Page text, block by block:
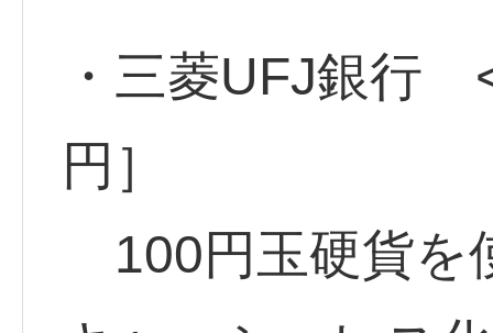
・三菱UFJ銀行
円］
100円玉硬貨を